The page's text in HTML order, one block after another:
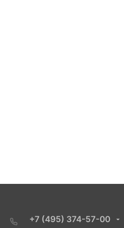
+7 (495) 374-57-00